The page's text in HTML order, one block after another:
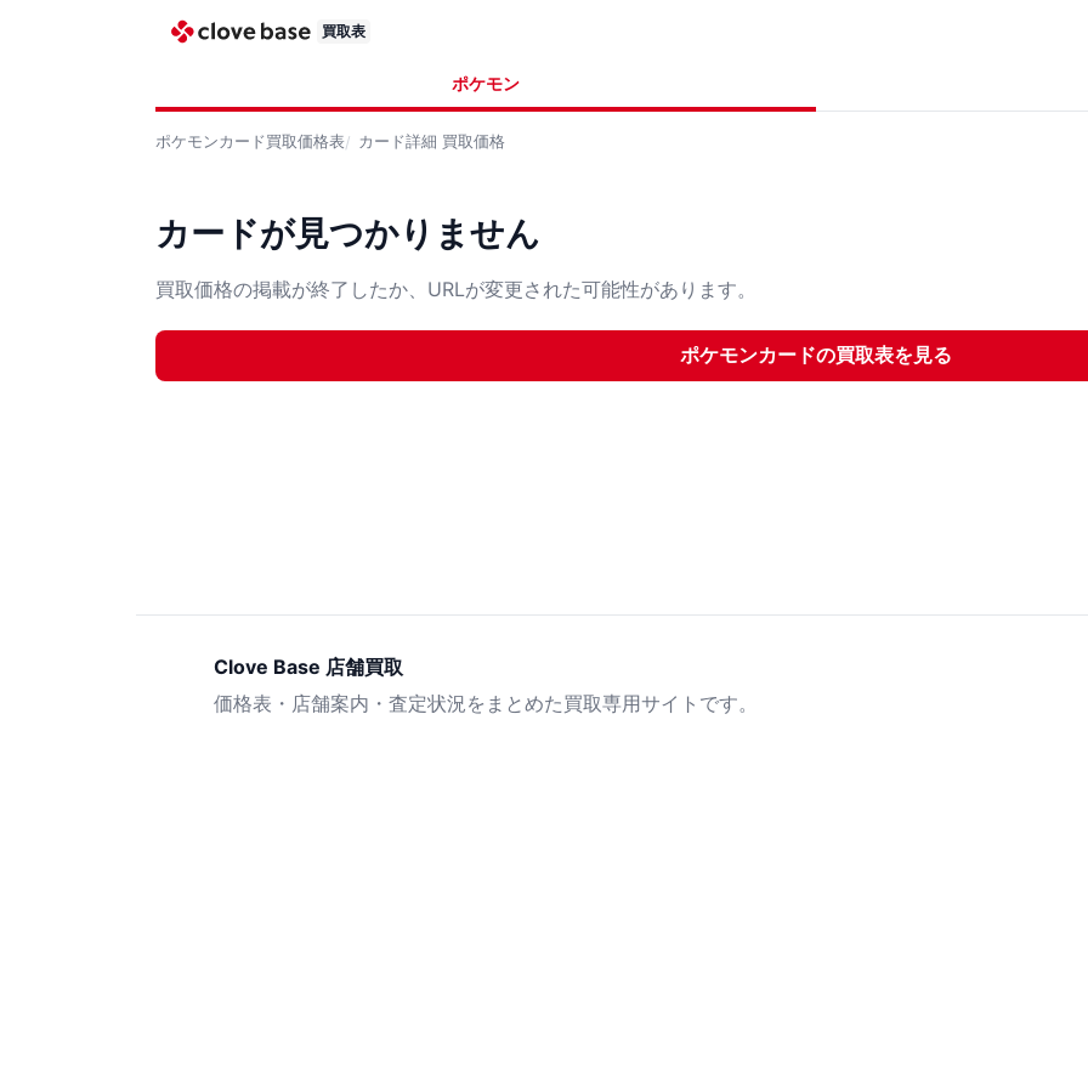
買取表
ポケモン
ポケモンカード買取価格表 カード詳細 買取価格
カードが見つかりません
買取価格の掲載が終了したか、URLが変更された可能性があります。
ポケモンカードの買取表を見る
Clove Base 店舗買取
価格表・店舗案内・査定状況をまとめた買取専用サイトです。